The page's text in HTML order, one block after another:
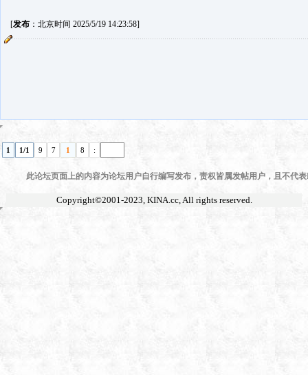
[发布：北京时间 2025/5/19 14:23:58]
1 1/1 9 7 1 8 :
此论坛页面上的内容为论坛用户自行编写发布，责权皆属发帖用户，且不代
Copyright©2001-2023, KINA.cc, All rights reserved.